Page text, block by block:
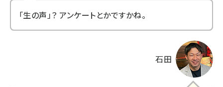
「生の声」？ アンケートとかですかね。
石田